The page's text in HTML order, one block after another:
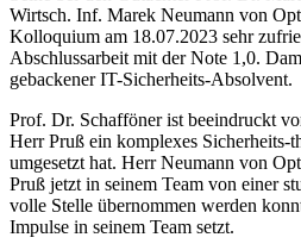
Wirtsch. Inf. Marek Neumann von
Kolloquium am 18.07.2023 sehr
Abschlussarbeit mit der Note 1,0.
gebackener IT-Sicherheits-Absolvent.
Prof. Dr. Schafföner ist beeindruckt
Herr Pruß ein komplexes Sicherheits-
umgesetzt hat. Herr Neumann von
Pruß jetzt in seinem Team von einer
volle Stelle übernommen werden
Impulse in seinem Team setzt.